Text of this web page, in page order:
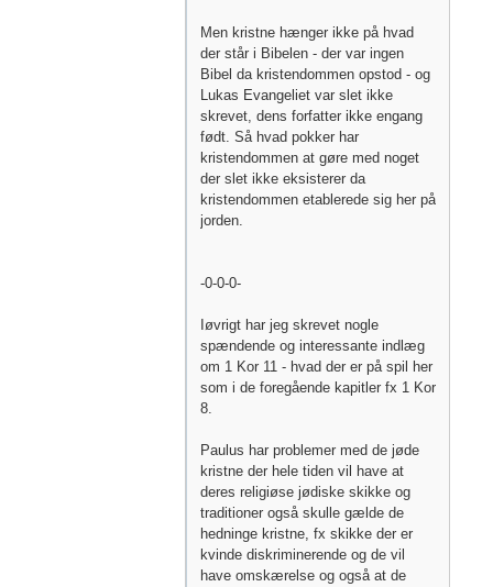
Men kristne hænger ikke på hvad
der står i Bibelen - der var ingen
Bibel da kristendommen opstod - og
Lukas Evangeliet var slet ikke
skrevet, dens forfatter ikke engang
født. Så hvad pokker har
kristendommen at gøre med noget
der slet ikke eksisterer da
kristendommen etablerede sig her på
jorden.
-0-0-0-
Iøvrigt har jeg skrevet nogle
spændende og interessante indlæg
om 1 Kor 11 - hvad der er på spil her
som i de foregående kapitler fx 1 Kor
8.
Paulus har problemer med de jøde
kristne der hele tiden vil have at
deres religiøse jødiske skikke og
traditioner også skulle gælde de
hedninge kristne, fx skikke der er
kvinde diskriminerende og de vil
have omskærelse og også at de